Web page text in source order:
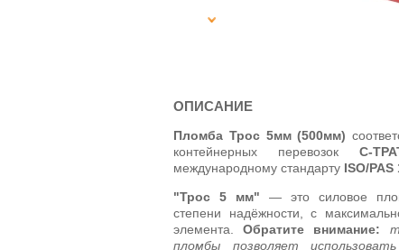
ОПИСАНИЕ
Пломба Трос 5мм (500мм)
контейнерных перевозок C-
международному стандарту ISO/
"Трос 5 мм" — это силовое
степени надёжности, с
элемента.Обратите внимание:
пломбы позволяет